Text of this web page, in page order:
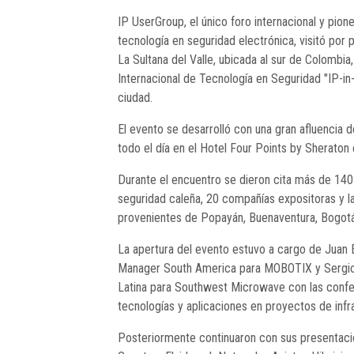
IP UserGroup, el único foro internacional y
tecnología en seguridad electrónica, visitó por
La Sultana del Valle, ubicada al sur de
Internacional de Tecnología en Seguridad "IP-
ciudad.
El evento se desarrolló con una gran afluencia
todo el día en el Hotel Four Points by
Durante el encuentro se dieron cita más de
seguridad caleña, 20 compañías expositoras y
provenientes de Popayán, Buenaventura,
La apertura del evento estuvo a cargo de Juan
Manager South America para MOBOTIX y
Latina para Southwest Microwave con las
tecnologías y aplicaciones en proyectos de
Posteriormente continuaron con sus